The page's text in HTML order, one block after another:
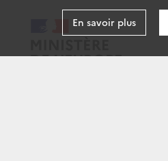
En savoir plus